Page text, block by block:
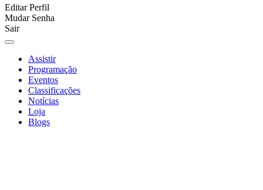
Editar Perfil
Mudar Senha
Sair
Assistir
Programação
Eventos
Classificações
Notícias
Loja
Blogs